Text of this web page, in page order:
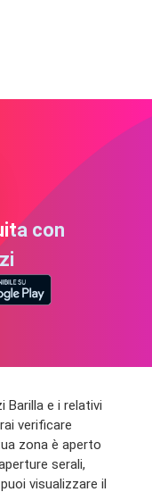
con
Barilla e i relativi
verificare
zona è aperto
serali,
visualizzare il